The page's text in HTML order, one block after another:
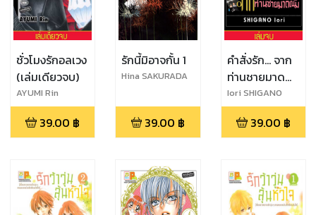
ชั่วโมงรักอลเวง
(เล่มเดียวจบ)
AYUMI Rin
39.00 ฿
รักนี้มิอาจกั้น 1
Hina SAKURADA
39.00 ฿
คำสั่งรัก... จาก
ท่านชายมาด
เข้ม 2 (เล่มจบ)
Iori SHIGANO
39.00 ฿